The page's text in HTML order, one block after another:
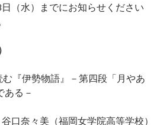
（水）までにお知らせください
『伊勢物語』－第四段「月やあ
ある－
奈々美（福岡女学院高等学校）